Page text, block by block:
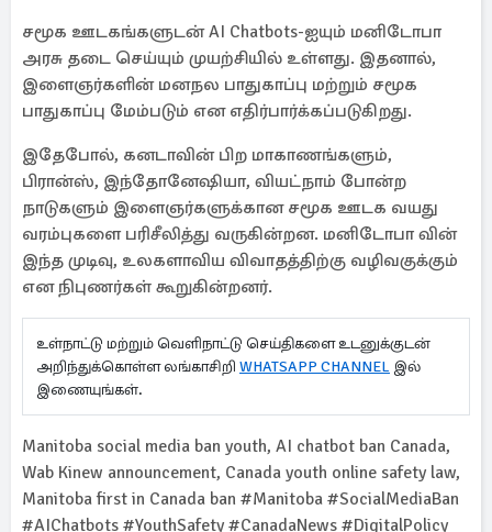
சமூக ஊடகங்களுடன் AI Chatbots-ஐயும் மனிடோபா
அரசு தடை செய்யும் முயற்சியில் உள்ளது. இதனால்,
இளைஞர்களின் மனநல பாதுகாப்பு மற்றும் சமூக
பாதுகாப்பு மேம்படும் என எதிர்பார்க்கப்படுகிறது.
இதேபோல், கனடாவின் பிற மாகாணங்களும்,
பிரான்ஸ், இந்தோனேஷியா, வியட்நாம் போன்ற
நாடுகளும் இளைஞர்களுக்கான சமூக ஊடக வயது
வரம்புகளை பரிசீலித்து வருகின்றன. மனிடோபா வின்
இந்த முடிவு, உலகளாவிய விவாதத்திற்கு வழிவகுக்கும்
என நிபுணர்கள் கூறுகின்றனர்.
உள்நாட்டு மற்றும் வெளிநாட்டு செய்திகளை உடனுக்குடன்
அறிந்துக்கொள்ள லங்காசிறி WHATSAPP CHANNEL இல்
இணையுங்கள்.
Manitoba social media ban youth, AI chatbot ban Canada,
Wab Kinew announcement, Canada youth online safety law,
Manitoba first in Canada ban #Manitoba #SocialMediaBan
#AIChatbots #YouthSafety #CanadaNews #DigitalPolicy